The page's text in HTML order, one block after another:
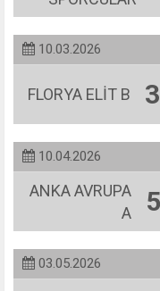
10.03.2026
FLORYA ELİT B
10.04.2026
ANKA AVRUPA
A
03.05.2026